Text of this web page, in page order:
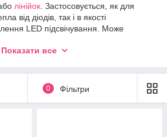
лінійок . Застосовується, як для
від діодів, так і в якості
LED підсвічування. Може
Показати все
0 Фільтри